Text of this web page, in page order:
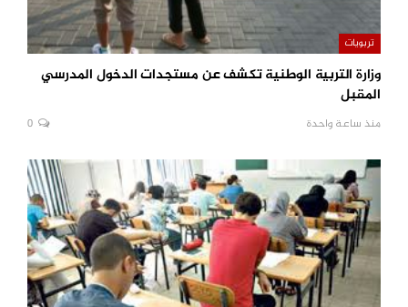
تربويات
وزارة التربية الوطنية تكشف عن مستجدات الدخول المدرسي
المقبل
منذ ساعة واحدة